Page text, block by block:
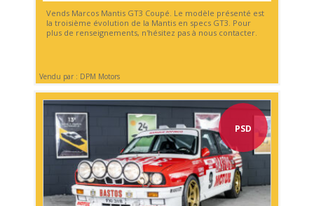
Vends Marcos Mantis GT3 Coupé. Le modèle présenté est
la troisième évolution de la Mantis en specs GT3. Pour
plus de renseignements, n'hésitez pas à nous contacter.
Vendu par : DPM Motors
PSD